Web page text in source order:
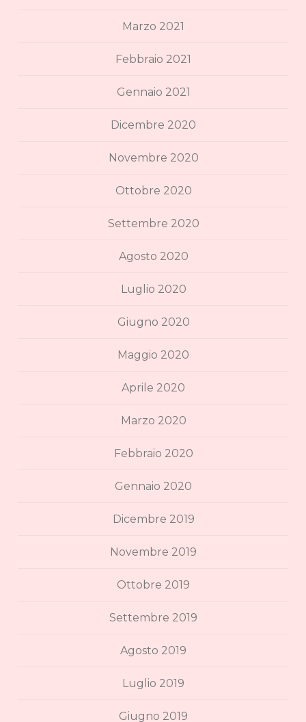
Marzo 2021
Febbraio 2021
Gennaio 2021
Dicembre 2020
Novembre 2020
Ottobre 2020
Settembre 2020
Agosto 2020
Luglio 2020
Giugno 2020
Maggio 2020
Aprile 2020
Marzo 2020
Febbraio 2020
Gennaio 2020
Dicembre 2019
Novembre 2019
Ottobre 2019
Settembre 2019
Agosto 2019
Luglio 2019
Giugno 2019